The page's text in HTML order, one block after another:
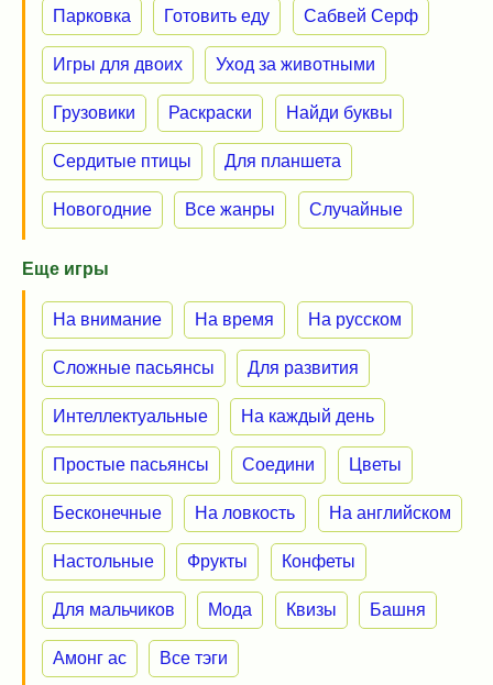
Парковка Готовить еду Сабвей Серф
Игры для двоих Уход за животными
Грузовики Раскраски Найди буквы
Сердитые птицы Для планшета
Новогодние Все жанры Случайные
Еще игры
На внимание На время На русском
Сложные пасьянсы Для развития
Интеллектуальные На каждый день
Простые пасьянсы Соедини Цветы
Бесконечные На ловкость На английском
Настольные Фрукты Конфеты
Для мальчиков Мода Квизы Башня
Амонг ас Все тэги